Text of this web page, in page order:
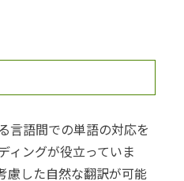
言語間での単語の対応を
ィングが役立っていま
慮した自然な翻訳が可能